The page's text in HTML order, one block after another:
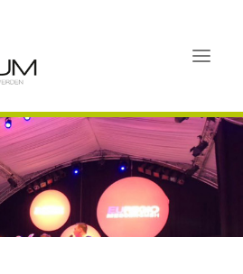
XL IN AACHEN